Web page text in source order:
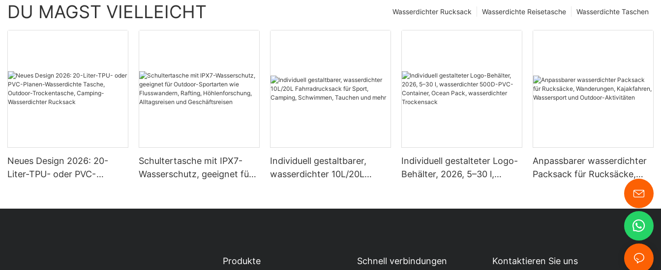
DU MAGST VIELLEICHT Wasserdichte Taschen
Wasserdichte Reisetasche
Wasserdichter Rucksack
Neues Design 2026: 20-
Liter-TPU- oder PVC-
Schultertasche mit IPX7-
Wasserschutz, geeignet für
Individuell gestaltbarer,
wasserdichter 10L/20L
Individuell gestalteter Logo-
Behälter, 2026, 5–30 l,
Anpassbarer wasserdichter
Packsack für Rucksäcke,
Wanderungen, Kajakfahren,
Wassersport und Outdoor-
Produkte Schnell verbindungen Kontaktieren Sie uns